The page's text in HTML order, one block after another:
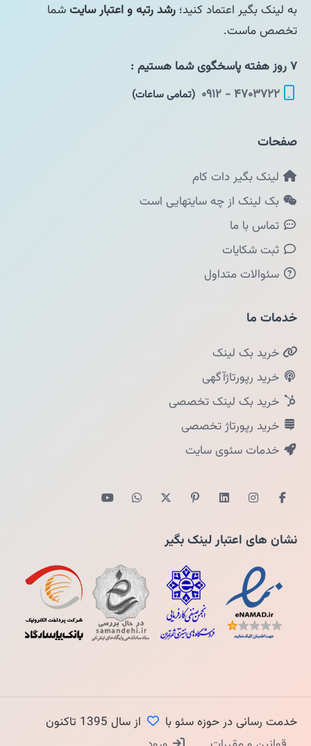
به لینک بگیر اعتماد کنید؛ رشد رتبه و اعتبار سایتشما
تخصص ماست.
۷ روز هفته پاسخگوی شما هستیم :
۴۷۰۳۷۲۲ - ۰۹۱۲
(تمامی ساعات)
صفحات
لینک بگیر دات کام
بک لینک از چه سایتهایی است
تماس با ما
ثبت شکایات
سئوالات متداول
خدمات ما
خرید بک لینک
خرید رپورتاژآگهی
خرید بک لینک تخصصی
خرید رپورتاژ تخصصی
خدمات سئوی سایت
نشان های اعتبار لینک بگیر
خدمت رسانی در حوزه سئو با
از سال 1395 تاکنون